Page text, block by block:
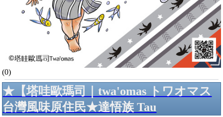
(0)
★【塔哇歐瑪司｜twa'omas トワオマス
台灣風味原住民★達悟族 Tau